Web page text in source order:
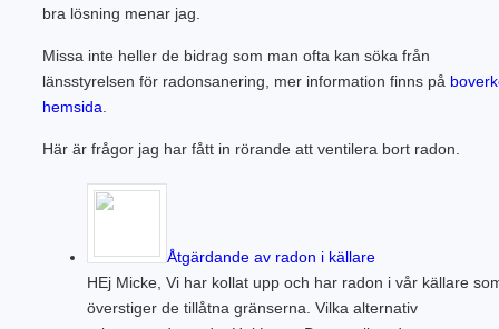
bra lösning menar jag.
Missa inte heller de bidrag som man ofta kan söka från
länsstyrelsen för radonsanering, mer information finns på
hemsida
Här är frågor jag har fått in rörande att ventilera bort radon.
Åtgärdande av radon i källare
HEj Micke, Vi har kollat upp och har radon i vår källare
överstiger de tillåtna gränserna. Vilka alternativ